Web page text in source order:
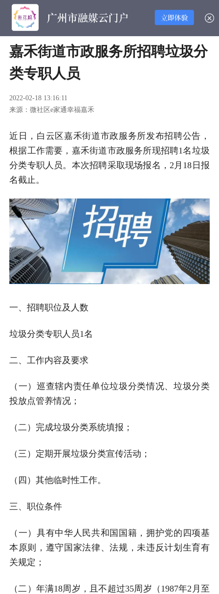
嘉禾街道市政服务所招聘垃圾分
类专职人员
2022-02-18 13:16:11
来源：微社区e家通幸福嘉禾
近日，白云区嘉禾街道市政服务所发布招聘公告，
根据工作需要，嘉禾街道市政服务所现招聘1名垃圾
分类专职人员。本次招聘采取现场报名，2月18日报
名截止。
一、招聘职位及人数
垃圾分类专职人员1名
二、工作内容及要求
（一）巡查辖内责任单位垃圾分类情况、垃圾分类
投放点管养情况；
（二）完成垃圾分类系统填报；
（三）定期开展垃圾分类宣传活动；
（四）其他临时性工作。
三、职位条件
（一）具有中华人民共和国国籍，拥护党的四项基
本原则，遵守国家法律、法规，未违反计划生育有
关规定；
（二）年满18周岁，且不超过35周岁（1987年2月至